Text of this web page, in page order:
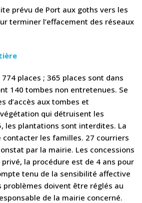
prévu de Port aux goths vers les
terminer l’effacement des réseaux
places ; 365 places sont dans
140 tombes non entretenues. Se
d’accès aux tombes et
qui détruisent les
les plantations sont interdites. La
les familles. 27 courriers
par la mairie. Les concessions
la procédure est de 4 ans pour
tenu de la sensibilité affective
problèmes doivent être réglés au
de la mairie concerné.